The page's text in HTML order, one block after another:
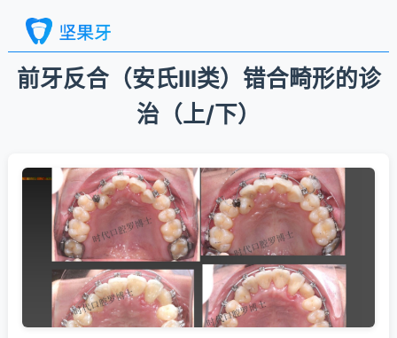
前牙反合（安氏III类）错合畸形的诊
治（上/下）